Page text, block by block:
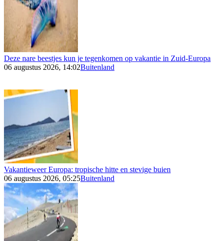
Deze nare beestjes kun je tegenkomen op vakantie in Zuid-Europa
06 augustus 2026, 14:02Buitenland
Vakantieweer Europa: tropische hitte en stevige buien
06 augustus 2026, 05:25Buitenland